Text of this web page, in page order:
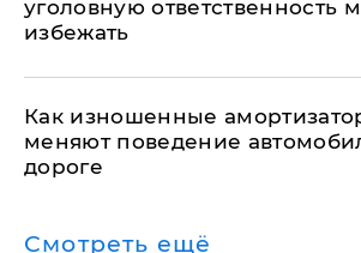
уголовную ответственность
избежать
Как изношенные
меняют поведение
дороге
Смотреть ещё